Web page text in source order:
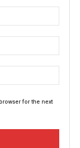
for the next